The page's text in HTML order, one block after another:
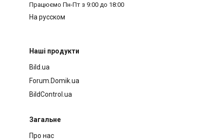
Працюємо Пн-Пт з 9:00 до 18:00
На русском
Наші продукти
Bild.ua
Forum.Domik.ua
BildControl.ua
Загальне
Про нас